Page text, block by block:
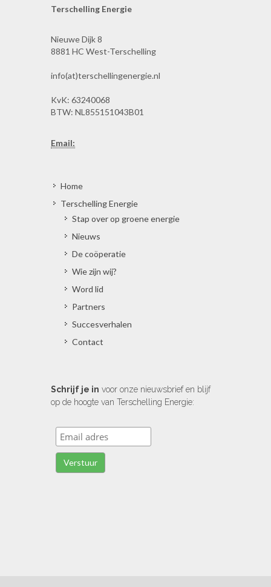
Terschelling Energie
Nieuwe Dijk 8
8881 HC West-Terschelling
info(at)terschellingenergie.nl
KvK: 63240068
BTW: NL855151043B01
Email:
Home
Terschelling Energie
Stap over op groene energie
Nieuws
De coöperatie
Wie zijn wij?
Word lid
Partners
Succesverhalen
Contact
Schrijf je in voor onze nieuwsbrief en blijf
op de hoogte van Terschelling Energie: